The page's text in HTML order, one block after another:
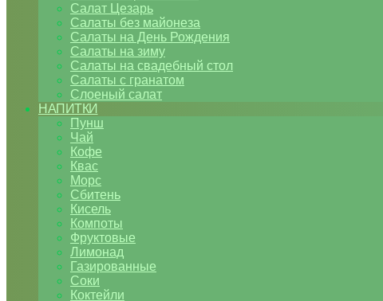
Салат Цезарь
Салаты без майонеза
Салаты на День Рождения
Салаты на зиму
Салаты на свадебный стол
Салаты с гранатом
Слоеный салат
НАПИТКИ
Пунш
Чай
Кофе
Квас
Морс
Сбитень
Кисель
Компоты
Фруктовые
Лимонад
Газированные
Соки
Коктейли